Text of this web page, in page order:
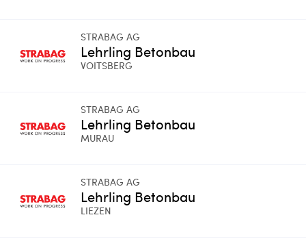
STRABAG AG
Lehrling Betonbau
VOITSBERG
STRABAG AG
Lehrling Betonbau
MURAU
STRABAG AG
Lehrling Betonbau
LIEZEN